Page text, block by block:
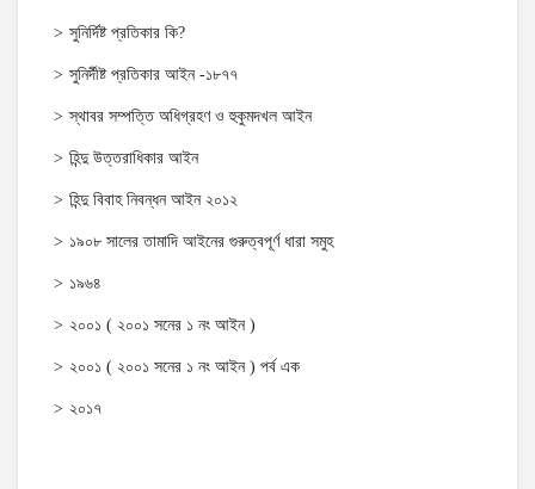
সুনির্দিষ্ট প্রতিকার কি?
সুনির্দীষ্ট প্রতিকার আইন -১৮৭৭
স্থাবর সম্পত্তি অধিগ্রহণ ও হুকুমদখল আইন
হিন্দু উত্তরাধিকার আইন
হিন্দু বিবাহ নিবন্ধন আইন ২০১২
১৯০৮ সালের তামাদি আইনের গুরুত্বপূর্ণ ধারা সমুহ
১৯৬৪
২০০১ ( ২০০১ সনের ১ নং আইন )
২০০১ ( ২০০১ সনের ১ নং আইন ) পর্ব এক
২০১৭